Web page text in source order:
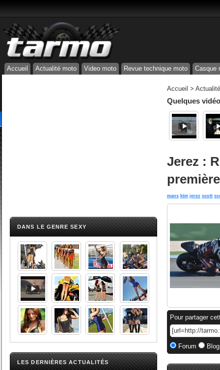
Accueil Actualité moto Video moto Revue technique moto Casque
DANS LE GENRE SEXY
LES DERNIÈRES ACTUALITÉS
Accueil >
Quelques
Jerez :
mans ktm jerez scott
Pour partager
Forum